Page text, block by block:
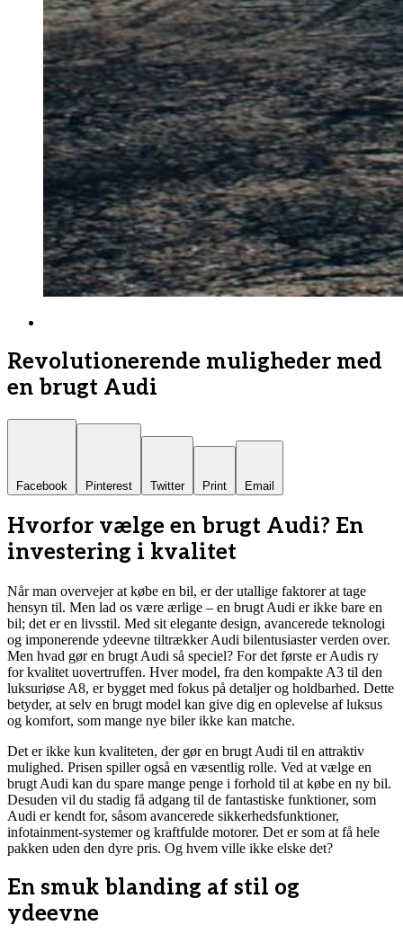
Revolutionerende muligheder med
en brugt Audi
Facebook Pinterest Twitter Print Email
Hvorfor vælge en brugt Audi? En
investering i kvalitet
Når man overvejer at købe en bil, er der utallige faktorer at tage
hensyn til. Men lad os være ærlige – en brugt Audi er ikke bare en
bil; det er en livsstil. Med sit elegante design, avancerede teknologi
og imponerende ydeevne tiltrækker Audi bilentusiaster verden over.
Men hvad gør en brugt Audi så speciel? For det første er Audis ry
for kvalitet uovertruffen. Hver model, fra den kompakte A3 til den
luksuriøse A8, er bygget med fokus på detaljer og holdbarhed. Dette
betyder, at selv en brugt model kan give dig en oplevelse af luksus
og komfort, som mange nye biler ikke kan matche.
Det er ikke kun kvaliteten, der gør en brugt Audi til en attraktiv
mulighed. Prisen spiller også en væsentlig rolle. Ved at vælge en
brugt Audi kan du spare mange penge i forhold til at købe en ny bil.
Desuden vil du stadig få adgang til de fantastiske funktioner, som
Audi er kendt for, såsom avancerede sikkerhedsfunktioner,
infotainment-systemer og kraftfulde motorer. Det er som at få hele
pakken uden den dyre pris. Og hvem ville ikke elske det?
En smuk blanding af stil og
ydeevne